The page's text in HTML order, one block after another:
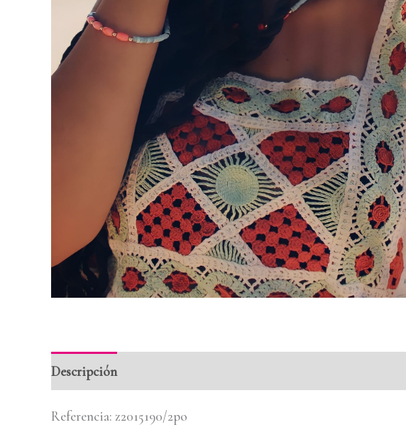
Descripción
Referencia: z2015190/2po